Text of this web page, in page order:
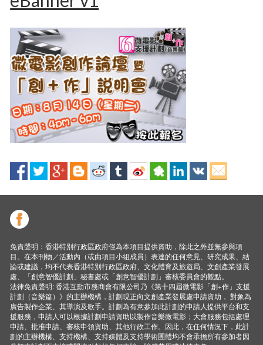
免責聲明：香港特別行政區政府僅為本項目提供資助，除此之外並無參與項
目。在本刊物／活動內（或由項目小組成員）表達的任何意見、研究成果、結
論或建議，均不代表香港特別行政區政府、文化體育及旅遊局、文創產業發展
處、「創意智優計劃」秘書處或「創意智優計劃」審核委員會的觀點。
法律免責聲明: 香港互動市務商會有限公司乃《第十四屆微電影「創+作」支援
計劃（音樂篇）》的主辦機構，計劃現正向文創產業發展處申請資助， 對象為
廣告製作企業、其導演及歌手。計劃為有意參加此計劃的申請人提供平台和支
援服務，申請人可以根據計劃申請資助以製作音樂微電影；大會服務包括處理
申請、批准申請、審核申領資助、其他行政工作。因此，在任何情況下，此計
劃的主辦機構、支持機構、支持媒體及支持學術圑體均不會承擔所有參加者因